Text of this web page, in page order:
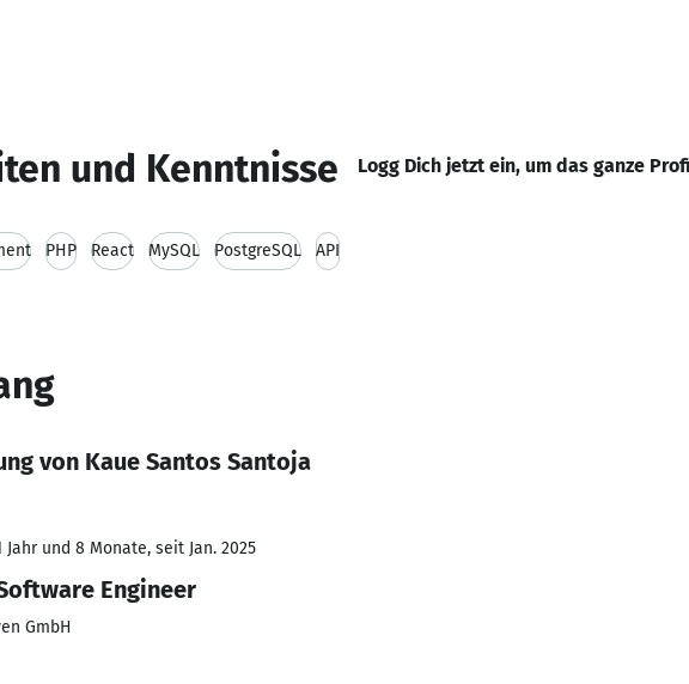
und Kenntnisse Logg Dich jetzt ein, um das ganze
PHP React MySQL PostgreSQL API
von Kaue Santos Santoja
Jahr und 8 Monate, seit Jan. 2025
Engineer
GmbH